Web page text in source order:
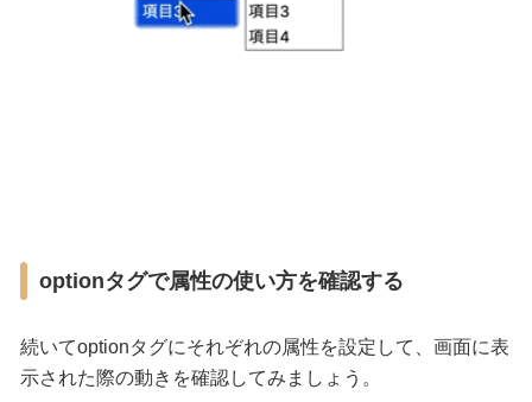
optionタグで属性の使い方を確認する
続いてoptionタグにそれぞれの属性を設定して、画面に表
示された際の動きを確認してみましょう。